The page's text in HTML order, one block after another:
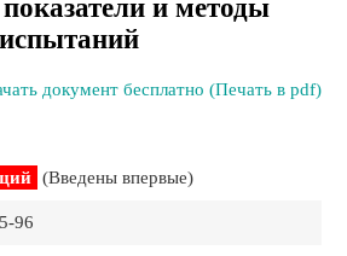
и методы
испытаний
документ бесплатно (Печать в pdf)
(Введены впервые)
96